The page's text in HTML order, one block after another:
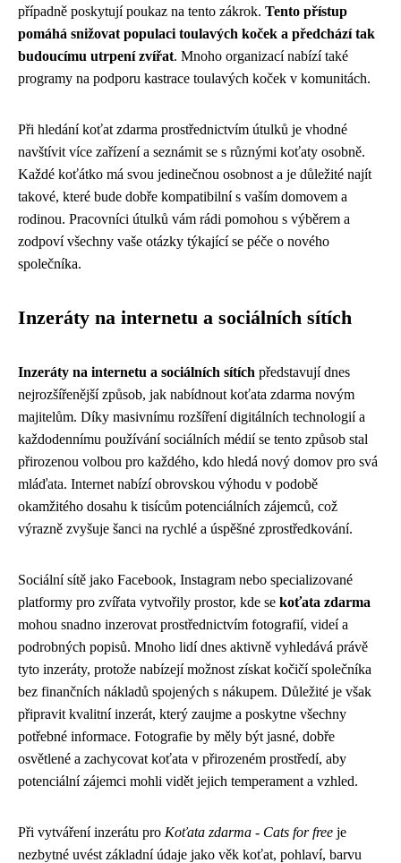
případně poskytují poukaz na tento zákrok. Tento přístup
pomáhá snižovat populaci toulavých koček a předchází tak
budoucímu utrpení zvířat. Mnoho organizací nabízí také
programy na podporu kastrace toulavých koček v komunitách.
Při hledání koťat zdarma prostřednictvím útulků je vhodné
navštívit více zařízení a seznámit se s různými koťaty osobně.
Každé koťátko má svou jedinečnou osobnost a je důležité najít
takové, které bude dobře kompatibilní s vaším domovem a
rodinou. Pracovníci útulků vám rádi pomohou s výběrem a
zodpoví všechny vaše otázky týkající se péče o nového
společníka.
Inzeráty na internetu a sociálních sítích
Inzeráty na internetu a sociálních sítích představují dnes
nejrozšířenější způsob, jak nabídnout koťata zdarma novým
majitelům. Díky masivnímu rozšíření digitálních technologií a
každodennímu používání sociálních médií se tento způsob stal
přirozenou volbou pro každého, kdo hledá nový domov pro svá
mláďata. Internet nabízí obrovskou výhodu v podobě
okamžitého dosahu k tisícům potenciálních zájemců, což
výrazně zvyšuje šanci na rychlé a úspěšné zprostředkování.
Sociální sítě jako Facebook, Instagram nebo specializované
platformy pro zvířata vytvořily prostor, kde se koťata zdarma
mohou snadno inzerovat prostřednictvím fotografií, videí a
podrobných popisů. Mnoho lidí dnes aktivně vyhledává právě
tyto inzeráty, protože nabízejí možnost získat kočičí společníka
bez finančních nákladů spojených s nákupem. Důležité je však
připravit kvalitní inzerát, který zaujme a poskytne všechny
potřebné informace. Fotografie by měly být jasné, dobře
osvětlené a zachycovat koťata v přirozeném prostředí, aby
potenciální zájemci mohli vidět jejich temperament a vzhled.
Při vytváření inzerátu pro Koťata zdarma - Cats for free je
nezbytné uvést základní údaje jako věk koťat, pohlaví, barvu